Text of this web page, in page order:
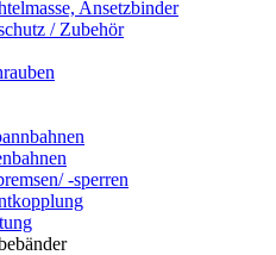
Ansetzbinder
/ Zubehör
-sperren